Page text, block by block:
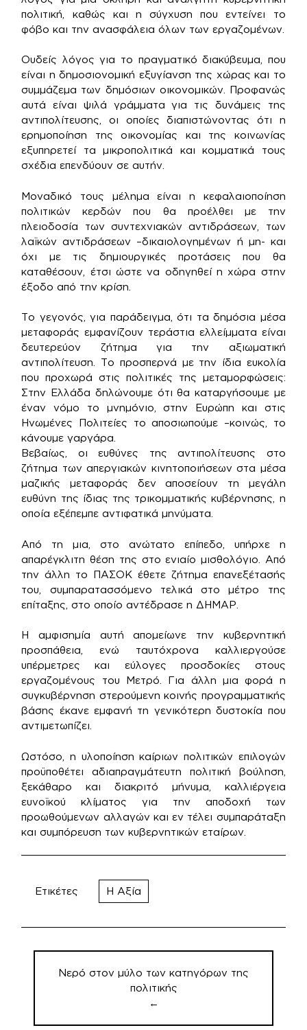
πολιτική, καθώς και η σύγχυση που εντείνει το
φόβο και την ανασφάλεια όλων των εργαζομένων.
Ουδείς λόγος για το πραγματικό διακύβευμα, που
είναι η δημοσιονομική εξυγίανση της χώρας και το
συμμάζεμα των δημόσιων οικονομικών. Προφανώς
αυτά είναι ψιλά γράμματα για τις δυνάμεις της
αντιπολίτευσης, οι οποίες διαπιστώνοντας ότι η
ερημοποίηση της οικονομίας και της κοινωνίας
εξυπηρετεί τα μικροπολιτικά και κομματικά τους
σχέδια επενδύουν σε αυτήν.
Μοναδικό τους μέλημα είναι η κεφαλαιοποίηση
πολιτικών κερδών που θα προέλθει με την
πλειοδοσία των συντεχνιακών αντιδράσεων, των
λαϊκών αντιδράσεων –δικαιολογημένων ή μη- και
όχι με τις δημιουργικές προτάσεις που θα
καταθέσουν, έτσι ώστε να οδηγηθεί η χώρα στην
έξοδο από την κρίση.
Το γεγονός, για παράδειγμα, ότι τα δημόσια μέσα
μεταφοράς εμφανίζουν τεράστια ελλείμματα είναι
δευτερεύον ζήτημα για την αξιωματική
αντιπολίτευση. Το προσπερνά με την ίδια ευκολία
που προχωρά στις πολιτικές της μεταμορφώσεις:
Στην Ελλάδα δηλώνουμε ότι θα καταργήσουμε με
έναν νόμο το μνημόνιο, στην Ευρώπη και στις
Ηνωμένες Πολιτείες το αποσιωπούμε –κοινώς, το
κάνουμε γαργάρα.
Βεβαίως, οι ευθύνες της αντιπολίτευσης στο
ζήτημα των απεργιακών κινητοποιήσεων στα μέσα
μαζικής μεταφοράς δεν αποσείουν τη μεγάλη
ευθύνη της ίδιας της τρικομματικής κυβέρνησης, η
οποία εξέπεμπε αντιφατικά μηνύματα.
Από τη μια, στο ανώτατο επίπεδο, υπήρχε η
απαρέγκλιτη θέση της στο ενιαίο μισθολόγιο. Από
την άλλη το ΠΑΣΟΚ έθετε ζήτημα επανεξέτασής
του, συμπαρατασσόμενο τελικά στο μέτρο της
επίταξης, στο οποίο αντέδρασε η ΔΗΜΑΡ.
Η αμφισημία αυτή απομείωνε την κυβερνητική
προσπάθεια, ενώ ταυτόχρονα καλλιεργούσε
υπέρμετρες και εύλογες προσδοκίες στους
εργαζομένους του Μετρό. Για άλλη μια φορά η
συγκυβέρνηση στερούμενη κοινής προγραμματικής
βάσης έκανε εμφανή τη γενικότερη δυστοκία που
αντιμετωπίζει.
Ωστόσο, η υλοποίηση καίριων πολιτικών επιλογών
προϋποθέτει αδιαπραγμάτευτη πολιτική βούληση,
ξεκάθαρο και διακριτό μήνυμα, καλλιέργεια
ευνοϊκού κλίματος για την αποδοχή των
προωθούμενων αλλαγών και εν τέλει συμπαράταξη
και συμπόρευση των κυβερνητικών εταίρων.
Ετικέτες Η Αξία
Πλοήγηση
άρθρωνΝερό στον μύλο των κατηγόρων της
πολιτικής
←